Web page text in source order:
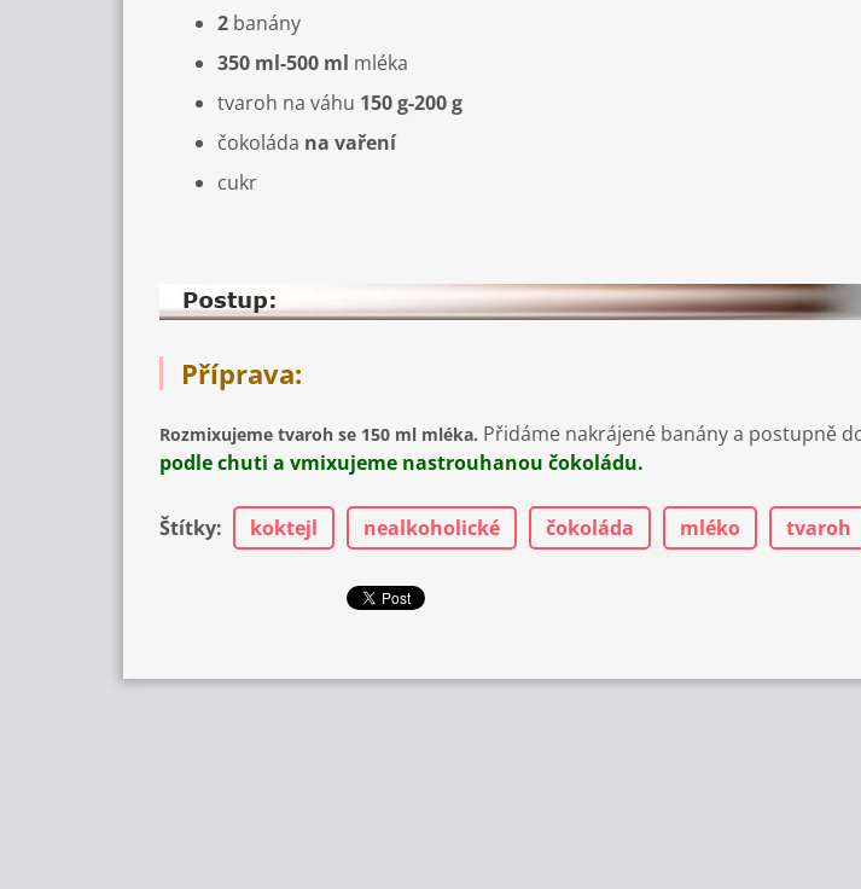
2 banány
350 ml-500 ml mléka
tvaroh na váhu 150 g-200 g
čokoláda na vaření
cukr
Příprava:
Rozmixujeme tvaroh se 150 ml mléka. Přidáme nakrájené banány a postupně
podle chuti a vmixujeme nastrouhanou čokoládu.
Štítky: koktejl nealkoholické čokoláda mléko tvaroh